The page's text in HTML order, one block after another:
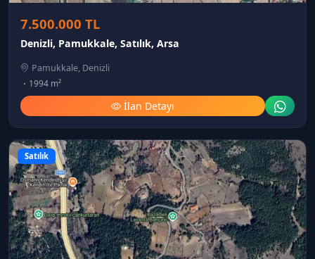
7.500.000 TL
Denizli, Pamukkale, Satılık, Arsa
Pamukkale, Denizli
1994 m²
İlan Detayı
Satılık